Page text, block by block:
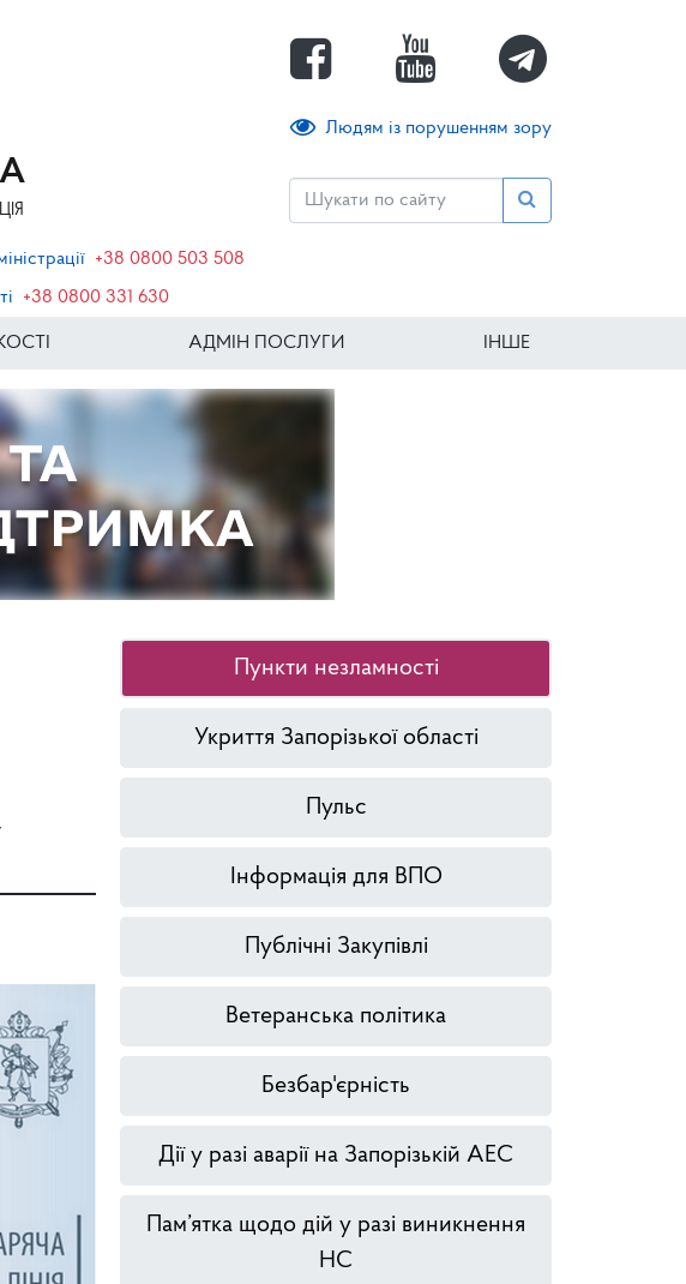
Людям із порушенням зору
+38 0800 503 508
+38 0800 331 630
АДМІН ПОСЛУГИ ІНШЕ
Пункти незламності
Укриття Запорізької області
Пульс
Інформація для ВПО
Публічні Закупівлі
Ветеранська політика
Безбар'єрність
Дії у разі аварії на Запорізькій АЕС
Пам’ятка щодо дій у разі виникнення
НС